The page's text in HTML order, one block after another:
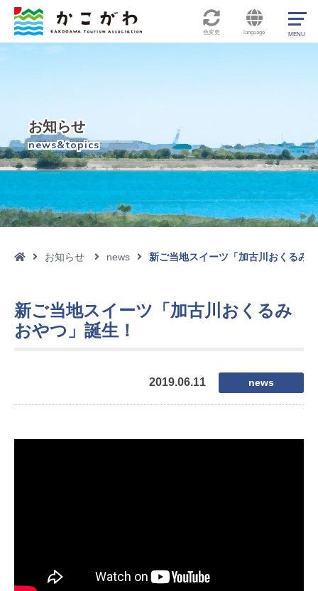
色変更 language
お知らせ
news&topics
 お知らせ news 新ご当地スイーツ「加古川おくるみ
新ご当地スイーツ「加古川おくるみ
おやつ」誕生！
2019.06.11 news